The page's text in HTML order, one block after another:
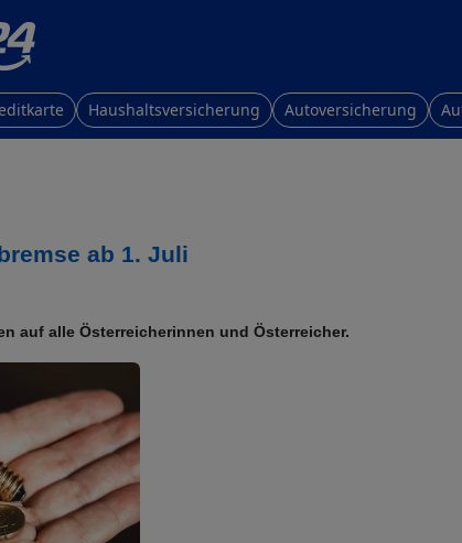
Haushaltsversicherung Autoversicherung
ab 1. Juli
auf alle Österreicherinnen und Österreicher.